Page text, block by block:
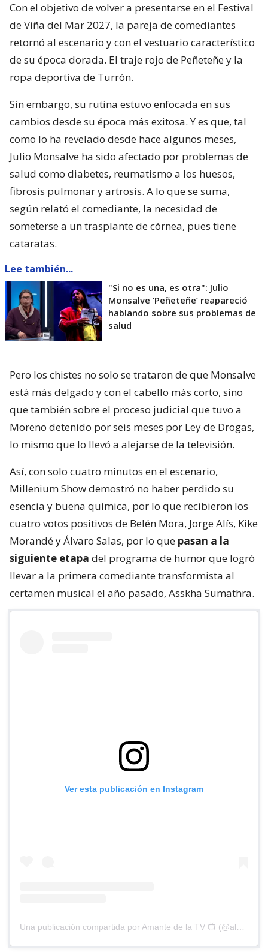
Con el objetivo de volver a presentarse en el Festival
de Viña del Mar 2027, la pareja de comediantes
retornó al escenario y con el vestuario característico
de su época dorada. El traje rojo de Peñeteñe y la
ropa deportiva de Turrón.
Sin embargo, su rutina estuvo enfocada en sus
cambios desde su época más exitosa. Y es que, tal
como lo ha revelado desde hace algunos meses,
Julio Monsalve ha sido afectado por problemas de
salud como diabetes, reumatismo a los huesos,
fibrosis pulmonar y artrosis. A lo que se suma,
según relató el comediante, la necesidad de
someterse a un trasplante de córnea, pues tiene
cataratas.
Lee también...
"Si no es una, es otra": Julio
Monsalve ’Peñeteñe’ reapareció
hablando sobre sus problemas de
salud
Pero los chistes no solo se trataron de que Monsalve
está más delgado y con el cabello más corto, sino
que también sobre el proceso judicial que tuvo a
Moreno detenido por seis meses por Ley de Drogas,
lo mismo que lo llevó a alejarse de la televisión.
Así, con solo cuatro minutos en el escenario,
Millenium Show demostró no haber perdido su
esencia y buena química, por lo que recibieron los
cuatro votos positivos de Belén Mora, Jorge Alís, Kike
Morandé y Álvaro Salas, por lo que pasan a la
siguiente etapa del programa de humor que logró
llevar a la primera comediante transformista al
certamen musical el año pasado, Asskha Sumathra.
Ver esta publicación en Instagram
Una publicación compartida por Amante de la TV 📺 (@alguien_te_observa)